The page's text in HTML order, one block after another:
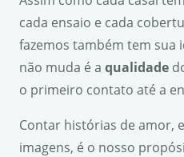
cada ensaio e cada
fazemos também tem sua
não muda é a qualidade
o primeiro contato até a
Contar histórias de amor,
imagens, é o nosso